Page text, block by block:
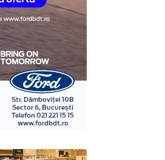
reprezenta o opțiune potrivită
pentru acoperirea unei nevoi
și este însoțit de un plan
de semnarea contractului,
perioadei de finanțare, a
contractuale, pentru
adaptată situației financiare